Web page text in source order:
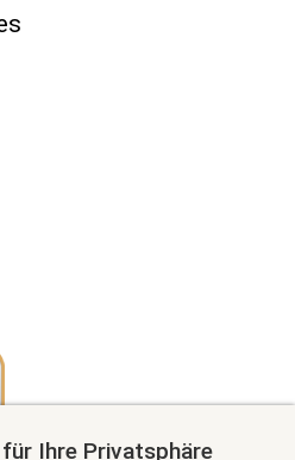
Ihre Privatsphäre